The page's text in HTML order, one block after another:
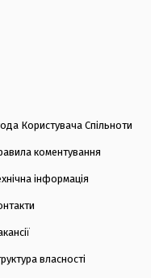
Користувача Спільноти
коментування
інформація
власності